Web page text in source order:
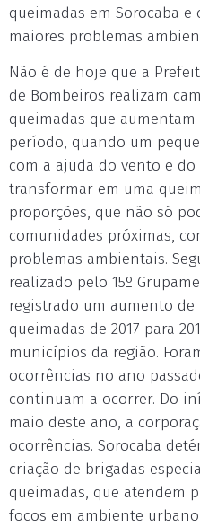
queimadas em Sorocaba
maiores problemas
Não é de hoje que a
de Bombeiros realizam
queimadas que
período, quando um
com a ajuda do vento e do
transformar em uma
proporções, que não só
comunidades próximas,
problemas ambientais.
realizado pelo 15º
registrado um aumento
queimadas de 2017 para
municípios da região. Foram
ocorrências no ano
continuam a ocorrer. Do
maio deste ano, a
ocorrências. Sorocaba
criação de brigadas
queimadas, que atendem
focos em ambiente